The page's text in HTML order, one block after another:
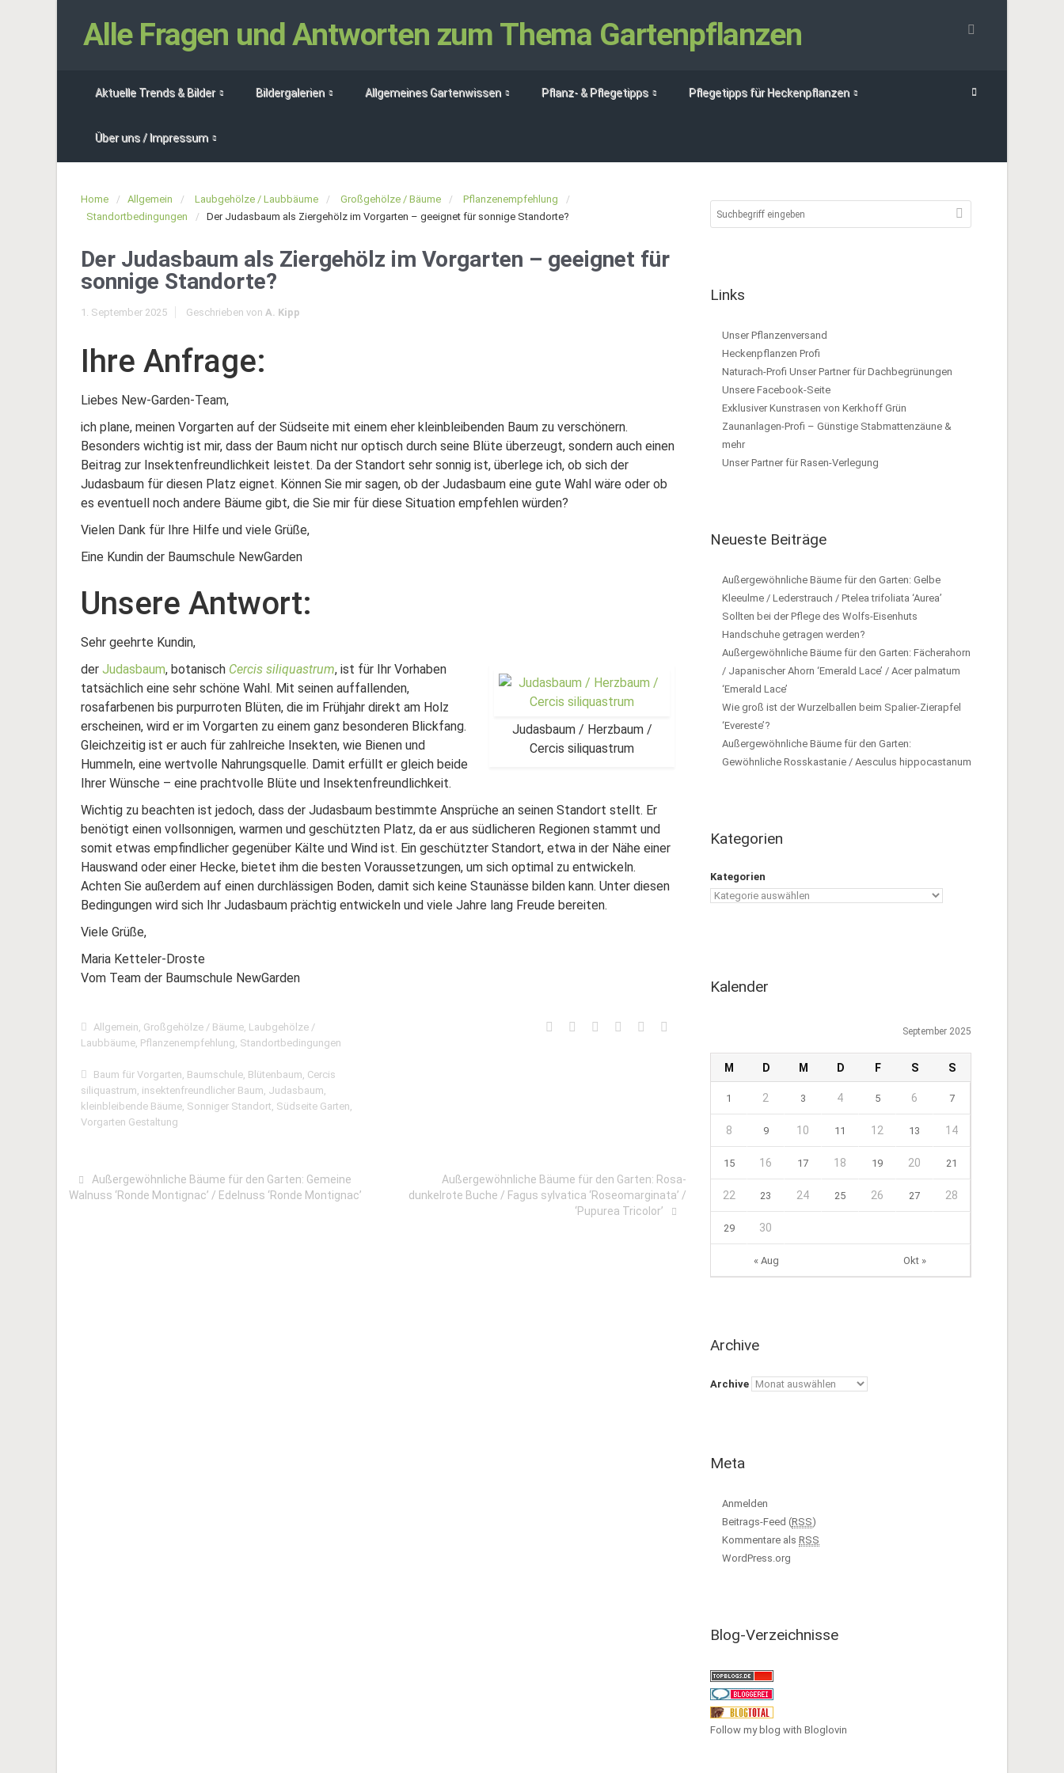
Alle Fragen und Antworten zum Thema Gartenpflanzen
Aktuelle Trends & Bilder Bildergalerien Allgemeines Gartenwissen Pflanz- & Pflegetipps Pflegetipps für Heckenpflanzen
Über uns / Impressum
Home Allgemein Laubgehölze / Laubbäume Großgehölze / Bäume
Pflanzenempfehlung
Standortbedingungen
Der Judasbaum als Ziergehölz im Vorgarten – geeignet für sonnige Standorte?
Der Judasbaum als Ziergehölz im Vorgarten – geeignet für
sonnige Standorte?
1. September 2025 Geschrieben von A. Kipp
Ihre Anfrage:
Liebes New-Garden-Team,
ich plane, meinen Vorgarten auf der Südseite mit einem eher kleinbleibenden Baum zu verschönern.
Besonders wichtig ist mir, dass der Baum nicht nur optisch durch seine Blüte überzeugt, sondern auch einen
Beitrag zur Insektenfreundlichkeit leistet. Da der Standort sehr sonnig ist, überlege ich, ob sich der
Judasbaum für diesen Platz eignet. Können Sie mir sagen, ob der Judasbaum eine gute Wahl wäre oder ob
es eventuell noch andere Bäume gibt, die Sie mir für diese Situation empfehlen würden?
Vielen Dank für Ihre Hilfe und viele Grüße,
Eine Kundin der Baumschule NewGarden
Unsere Antwort:
Sehr geehrte Kundin,
Judasbaum / Herzbaum /
Cercis siliquastrum
der Judasbaum, botanisch Cercis siliquastrum, ist für Ihr Vorhaben
tatsächlich eine sehr schöne Wahl. Mit seinen auffallenden,
rosafarbenen bis purpurroten Blüten, die im Frühjahr direkt am Holz
erscheinen, wird er im Vorgarten zu einem ganz besonderen Blickfang.
Gleichzeitig ist er auch für zahlreiche Insekten, wie Bienen und
Hummeln, eine wertvolle Nahrungsquelle. Damit erfüllt er gleich beide
Ihrer Wünsche – eine prachtvolle Blüte und Insektenfreundlichkeit.
Wichtig zu beachten ist jedoch, dass der Judasbaum bestimmte Ansprüche an seinen Standort stellt. Er
benötigt einen vollsonnigen, warmen und geschützten Platz, da er aus südlicheren Regionen stammt und
somit etwas empfindlicher gegenüber Kälte und Wind ist. Ein geschützter Standort, etwa in der Nähe einer
Hauswand oder einer Hecke, bietet ihm die besten Voraussetzungen, um sich optimal zu entwickeln.
Achten Sie außerdem auf einen durchlässigen Boden, damit sich keine Staunässe bilden kann. Unter diesen
Bedingungen wird sich Ihr Judasbaum prächtig entwickeln und viele Jahre lang Freude bereiten.
Viele Grüße,
Maria Ketteler-Droste
Vom Team der Baumschule NewGarden
Allgemein, Großgehölze / Bäume, Laubgehölze /
Laubbäume, Pflanzenempfehlung, Standortbedingungen
Baum für Vorgarten, Baumschule, Blütenbaum, Cercis
siliquastrum, insektenfreundlicher Baum, Judasbaum,
kleinbleibende Bäume, Sonniger Standort, Südseite Garten,
Vorgarten Gestaltung
Außergewöhnliche Bäume für den Garten: Gemeine
Walnuss ‘Ronde Montignac’ / Edelnuss ‘Ronde Montignac’
Außergewöhnliche Bäume für den Garten: Rosa-
dunkelrote Buche / Fagus sylvatica ‘Roseomarginata’ /
‘Pupurea Tricolor’
Links
Unser Pflanzenversand
Heckenpflanzen Profi
Naturach-Profi Unser Partner für Dachbegrünungen
Unsere Facebook-Seite
Exklusiver Kunstrasen von Kerkhoff Grün
Zaunanlagen-Profi – Günstige Stabmattenzäune &
mehr
Unser Partner für Rasen-Verlegung
Neueste Beiträge
Außergewöhnliche Bäume für den Garten: Gelbe
Kleeulme / Lederstrauch / Ptelea trifoliata ‘Aurea’
Sollten bei der Pflege des Wolfs-Eisenhuts
Handschuhe getragen werden?
Außergewöhnliche Bäume für den Garten: Fächerahorn
/ Japanischer Ahorn ‘Emerald Lace’ / Acer palmatum
‘Emerald Lace’
Wie groß ist der Wurzelballen beim Spalier-Zierapfel
‘Evereste’?
Außergewöhnliche Bäume für den Garten:
Gewöhnliche Rosskastanie / Aesculus hippocastanum
Kategorien
Kategorien
Kalender
September 2025
M D M D F S S
« Aug Okt »
1 2 3 4 5 6 7
8 9 10 11 12 13 14
15 16 17 18 19 20 21
22 23 24 25 26 27 28
29 30
Archive
Archive
Meta
Anmelden
Beitrags-Feed (RSS)
Kommentare als RSS
WordPress.org
Blog-Verzeichnisse
Follow my blog with Bloglovin